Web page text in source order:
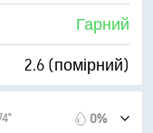
8%
10 милі
Гарний
2.6 (помірний)
0%